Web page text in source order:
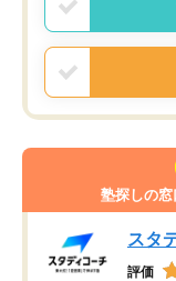
塾探しの窓
スタ
評価